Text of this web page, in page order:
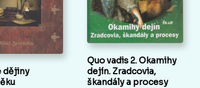
dějiny
Quo vadis 2. Okamihy
dejín. Zradcovia,
škandály a procesy